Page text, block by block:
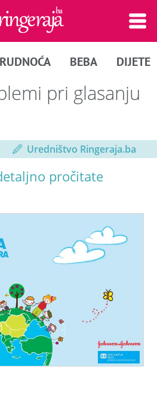
BEBA DIJETE
pri glasanju
Uredništvo Ringeraja.ba
pročitate